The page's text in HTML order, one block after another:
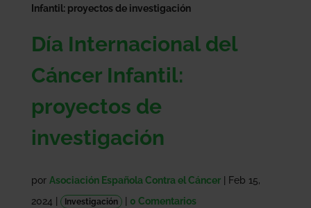
Infantil: proyectos de investigación
Día Internacional del
Cáncer Infantil:
proyectos de
investigación
por Asociación Española Contra el Cáncer|
Feb 15,
2024
Investigación | 0 Comentarios